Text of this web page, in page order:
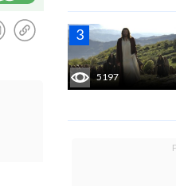
5197